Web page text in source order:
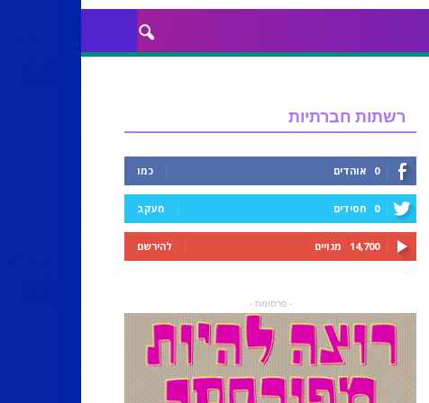
רשתות חברתיות
0 אוהדים כמו
0 חסידים מעקב
14,700 מנויים להירשם
- פרסומת -